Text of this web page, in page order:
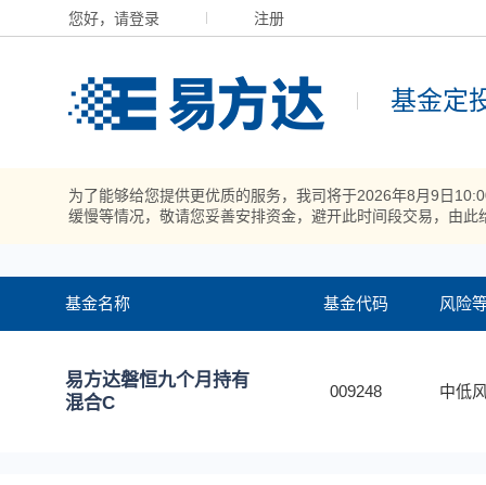
您好，请登录 注册
基金定
为了能够给您提供更优质的服务，我司将于2026年8月9日
缓慢等情况，敬请您妥善安排资金，避开此时间段交易，由此
基金名称 基金代码 风险
易方达磐恒九个月持有
混合C
009248 中低